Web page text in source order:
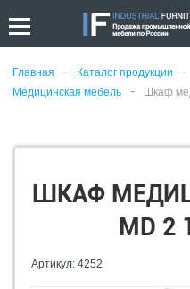
Главная - Каталог продукции -
Медицинская мебель - Шкаф
ШКАФ
MD 2
Артикул: 4252